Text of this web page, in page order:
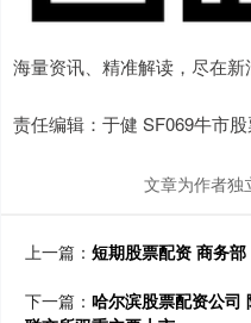
海量资讯、精准解读，尽在
责任编辑：于健 SF069牛市
文章为作者独
上一篇： 短期股票配资 商务
下一篇： 哈尔滨股票配资公司